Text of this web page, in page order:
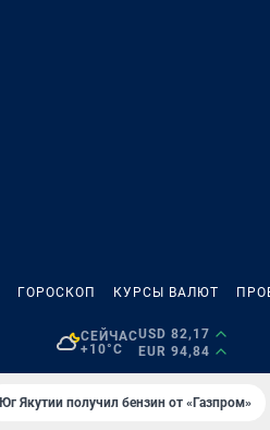
ГОРОСКОП КУРСЫ ВАЛЮТ
СЕЙЧАС
+10°C
USD 82,17
EUR 94,84
Юг Якутии получил бензин от «Газпром»